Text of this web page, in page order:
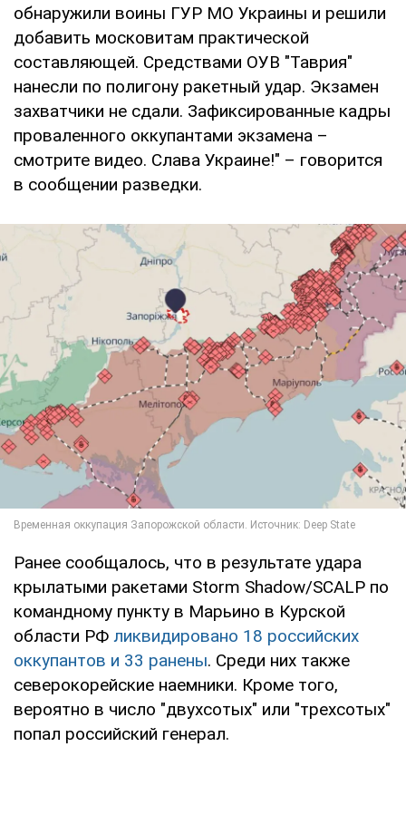
обнаружили воины ГУР МО Украины и решили
добавить московитам практической
составляющей. Средствами ОУВ "Таврия"
нанесли по полигону ракетный удар. Экзамен
захватчики не сдали. Зафиксированные кадры
проваленного оккупантами экзамена –
смотрите видео. Слава Украине!" – говорится
в сообщении разведки.
Ранее сообщалось, что в результате удара
крылатыми ракетами Storm Shadow/SCALP по
командному пункту в Марьино в Курской
области РФ ликвидировано 18 российских
оккупантов и 33 ранены. Среди них также
северокорейские наемники. Кроме того,
вероятно в число "двухсотых" или "трехсотых"
попал российский генерал.